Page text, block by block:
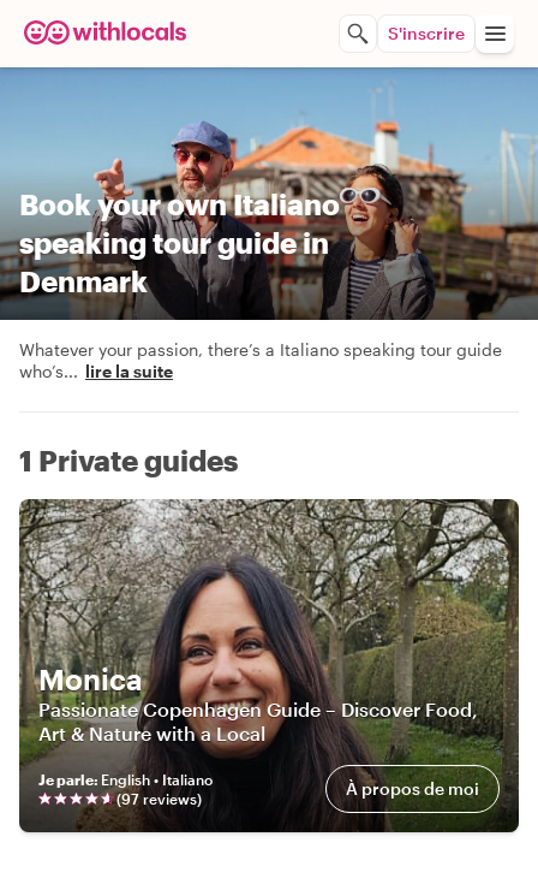
S'inscrire
Book your own Italiano
speaking tour guide in
Denmark
Whatever your passion, there’s a Italiano speaking tour guide
who’s... lire la suite
1 Private guides
Monica
Passionate Copenhagen Guide – Discover Food,
Art & Nature with a Local
Je parle: English • Italiano
(97 reviews) À propos de moi